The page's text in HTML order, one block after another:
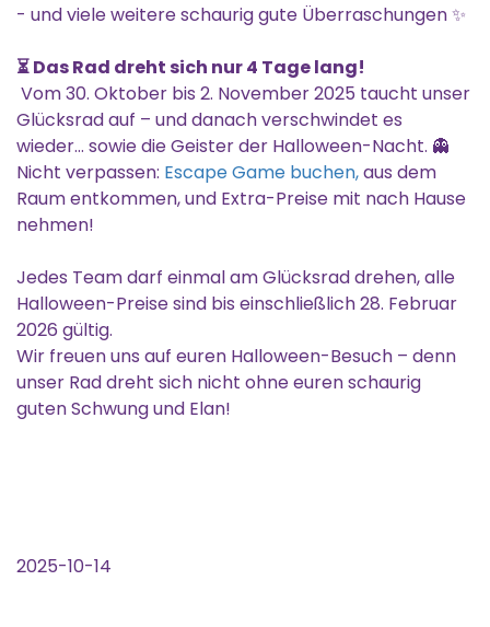
- und viele weitere schaurig gute Überraschungen ✨
⏳ Das Rad dreht sich nur 4 Tage lang!
Vom 30. Oktober bis 2. November 2025 taucht unser
Glücksrad auf – und danach verschwindet es
wieder… sowie die Geister der Halloween-Nacht. 👻
Nicht verpassen: Escape Game buchen,aus dem
Raum entkommen, und Extra-Preise mit nach Hause
nehmen!
Jedes Team darf einmal am Glücksrad drehen, alle
Halloween-Preise sind bis einschließlich 28. Februar
2026 gültig.
Wir freuen uns auf euren Halloween-Besuch – denn
unser Rad dreht sich nicht ohne euren schaurig
guten Schwung und Elan!
2025-10-14